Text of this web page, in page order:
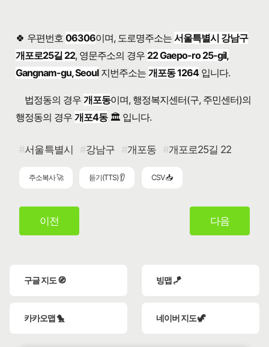
🍀 우편번호 06306이며, 도로명주소는서울특별시 강남구
개포로25길 22, 영문주소의 경우 22 Gaepo-ro 25-gil,
Gangnam-gu, Seoul지번주소는개포동 1264입니다.
법정동의 경우 개포동이며, 행정복지센터(구, 주민센터)의
행정동의 경우 개포4동🏛️ 입니다.
서울특별시 강남구 개포동 개포로25길 22
주소복사 🚀 듣기(TTS) 👂 CSV 📥
이전 다음
구글 지도 🧭 빙맵 🪁
카카오맵 🐤 네이버 지도 🦖